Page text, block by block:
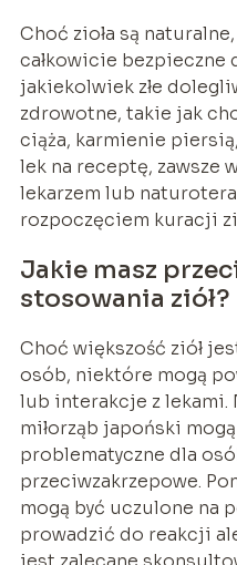
Choć zioła są
całkowicie bezpieczne
jakiekolwiek złe
zdrowotne, takie jak
ciąża, karmienie
lek na receptę, zawsze
lekarzem lub
rozpoczęciem kuracji
Jakie masz
stosowania ziół?
Choć większość ziół
osób, niektóre mogą
lub interakcje z lekami.
miłorząb japoński
problematyczne dla
przeciwzakrzepowe.
mogą być uczulone na
prowadzić do reakcji